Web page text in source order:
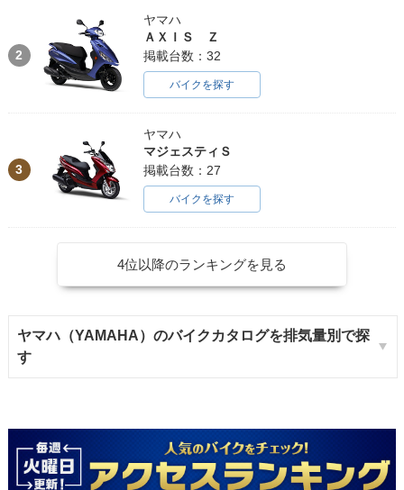
2
ヤマハ
ＡＸＩＳ Ｚ
掲載台数：32
バイクを探す
3
ヤマハ
マジェスティＳ
掲載台数：27
バイクを探す
4位以降のランキングを見る
ヤマハ（YAMAHA）のバイクカタログを排気量別で探
す